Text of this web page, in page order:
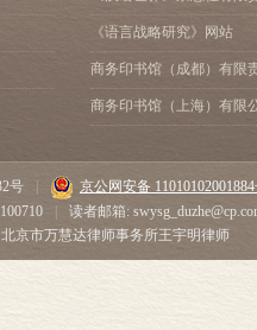
《语言战略研究》网站
商务印书馆（成都）有限
商务印书馆（上海）有限
号
京公网安备
读者邮箱:
京市万慧达律师事务所王宇明律师